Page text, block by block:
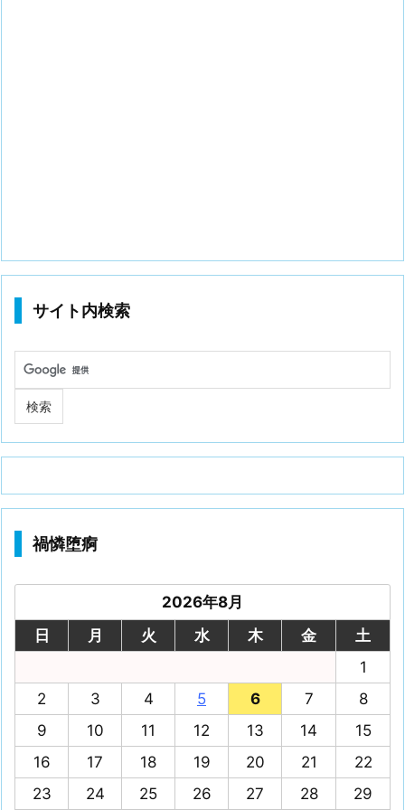
サイト内検索
禍憐堕痾
2026年8月
日
月 火 水 木 金
土
1
2
3 4 5 6 7
8
9
10 11 12 13 14
15
16
17 18 19 20 21
22
23
24 25 26 27 28
29